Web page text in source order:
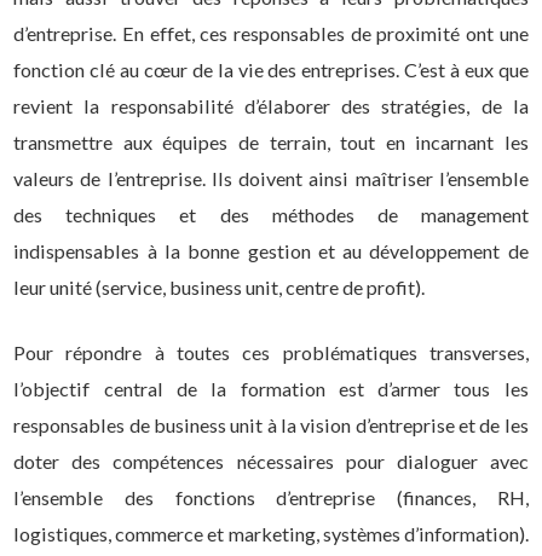
d’entreprise. En effet, ces responsables de proximité ont une
fonction clé au cœur de la vie des entreprises. C’est à eux que
revient la responsabilité d’élaborer des stratégies, de la
transmettre aux équipes de terrain, tout en incarnant les
valeurs de l’entreprise. Ils doivent ainsi maîtriser l’ensemble
des techniques et des méthodes de management
indispensables à la bonne gestion et au développement de
leur unité (service, business unit, centre de profit).
Pour répondre à toutes ces problématiques transverses,
l’objectif central de la formation est d’armer tous les
responsables de business unit à la vision d’entreprise et de les
doter des compétences nécessaires pour dialoguer avec
l’ensemble des fonctions d’entreprise (finances, RH,
logistiques, commerce et marketing, systèmes d’information).